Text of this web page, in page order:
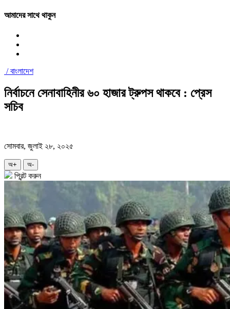
আমাদের সাথে থাকুন
/বাংলাদেশ
নির্বাচনে সেনাবাহিনীর ৬০ হাজার ট্রুপস থাকবে : প্রেস
সচিব
সোমবার, জুলাই ২৮, ২০২৫
অ+ অ-
প্রিন্ট করুন